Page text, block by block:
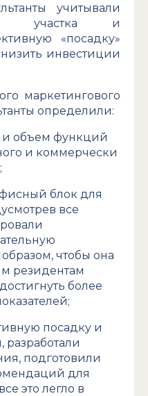
учитывали
участка и
«посадку»
инвестиции
маркетингового
определили:
и объем функций
и коммерчески
блок для
все
чтобы она
резидентам
более
посадку и
подготовили
для
это легло в